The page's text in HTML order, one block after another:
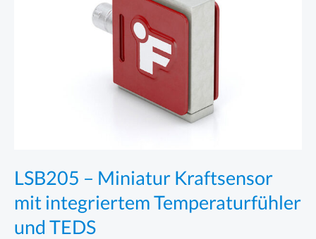
LSB205 – Miniatur Kraftsensor
mit integriertem Temperaturfühler
und TEDS